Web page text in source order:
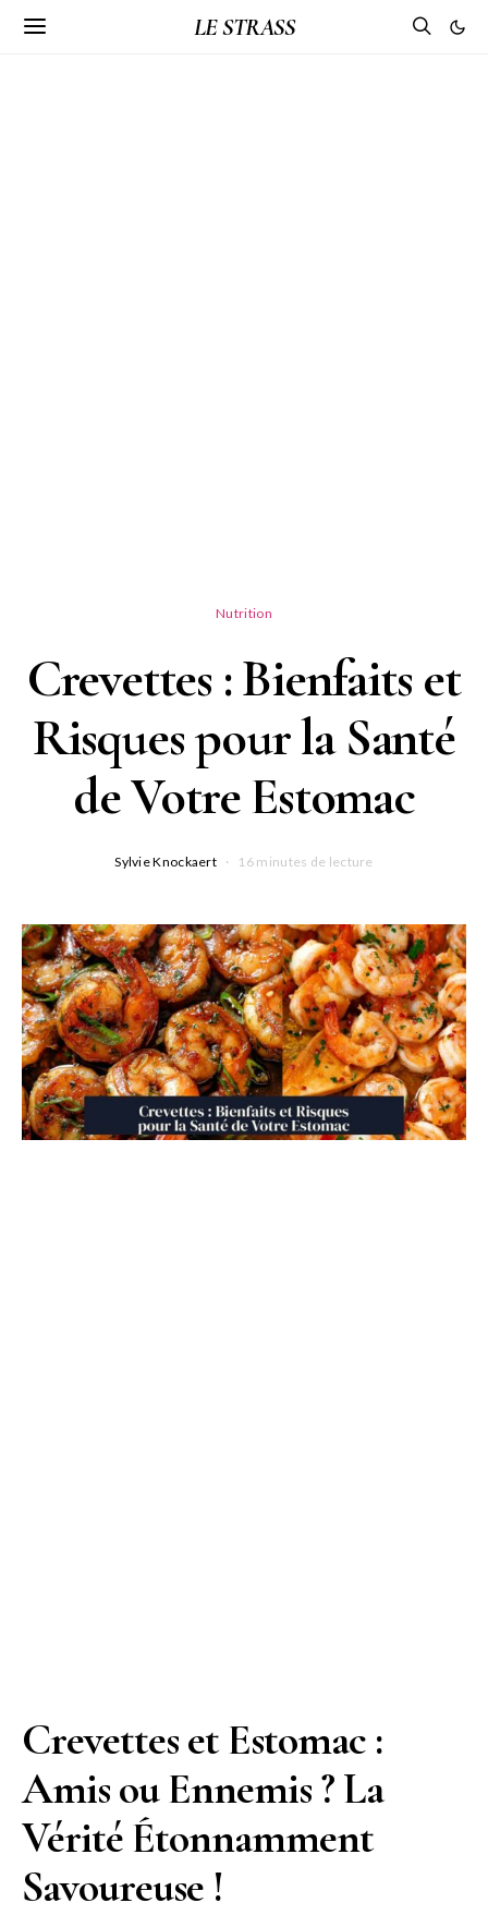
LE STRASS
Nutrition
Crevettes : Bienfaits et
Risques pour la Santé
de Votre Estomac
Sylvie Knockaert 16 minutes de lecture
Crevettes et Estomac :
Amis ou Ennemis ? La
Vérité Étonnamment
Savoureuse !